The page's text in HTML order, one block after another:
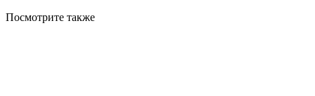
Посмотрите также